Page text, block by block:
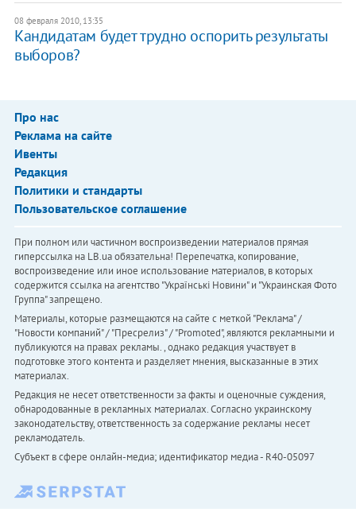
08 февраля 2010, 13:35
Кандидатам будет трудно оспорить результаты
выборов?
Про нас
Реклама на сайте
Ивенты
Редакция
Политики и стандарты
Пользовательское соглашение
При полном или частичном воспроизведении материалов прямая
гиперссылка на LB.ua обязательна! Перепечатка, копирование,
воспроизведение или иное использование материалов, в которых
содержится ссылка на агентство "Українськi Новини" и "Украинская Фото
Группа" запрещено.
Материалы, которые размещаются на сайте с меткой "Реклама" /
"Новости компаний" / "Пресрелиз" / "Promoted", являются рекламными и
публикуются на правах рекламы. , однако редакция участвует в
подготовке этого контента и разделяет мнения, высказанные в этих
материалах.
Редакция не несет ответственности за факты и оценочные суждения,
обнародованные в рекламных материалах. Согласно украинскому
законодательству, ответственность за содержание рекламы несет
рекламодатель.
Субъект в сфере онлайн-медиа; идентификатор медиа - R40-05097